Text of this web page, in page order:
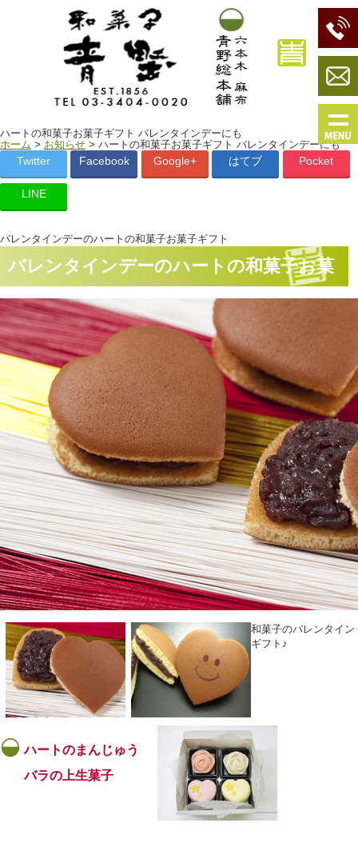
ハートの和菓子お菓子ギフト バレンタインデーにも
ホーム > お知らせ > ハートの和菓子お菓子ギフト バレンタインデーにも
Twitter Facebook Google+ はてブ Pocket
LINE
バレンタインデーのハートの和菓子お菓子ギフト
バレンタインデーのハートの和菓子お菓
子ギフト
和菓子のバレンタイン
ギフト♪
ハートのまんじゅう
バラの上生菓子